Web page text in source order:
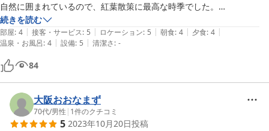
自然に囲まれているので、紅葉散策に最高な時季でした。
食事も美味しく、-1,000円で量控えめができるので年配の母には有り難
かったです。
ただ、お酒のメニューがもう少し豊富にあると嬉しかったです。
食事も個室で用意していただき、ゆっくりした時間を過ごすことができ
ました。
続きを読む
部屋: 4 | 接客・サービス: 5 | ロケーション: 5 | 朝食: 4 | 夕食: 4 |
温泉・お風呂: 4 | 設備: 5 | 清潔さ: -
84
大阪おおなまず
70代/男性 | 1件のクチコミ
5 2023年10月20日投稿